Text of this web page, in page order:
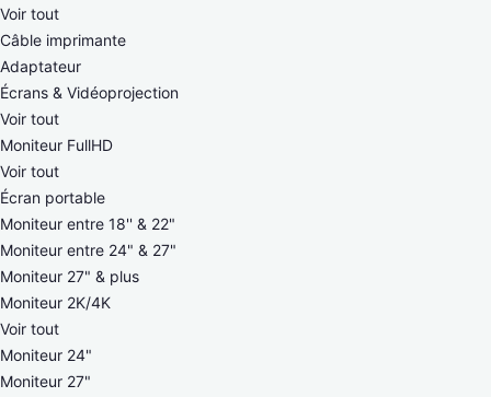
Voir tout
Câble imprimante
Adaptateur
Écrans & Vidéoprojection
Voir tout
Moniteur FullHD
Voir tout
Écran portable
Moniteur entre 18'' & 22"
Moniteur entre 24" & 27"
Moniteur 27" & plus
Moniteur 2K/4K
Voir tout
Moniteur 24"
Moniteur 27"